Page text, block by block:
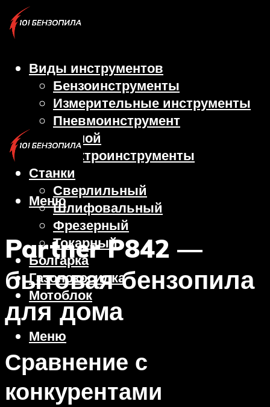
Виды инструментов
Бензоинструменты
Измерительные инструменты
Пневмоинструмент
Ручной
Электроинструменты
Станки
Сверлильный
Шлифовальный
Фрезерный
Токарный
Болгарка
Газонокосилка
Мотоблок
Меню
Меню
Partner P842 —
бытовая бензопила
для дома
Сравнение с
конкурентами